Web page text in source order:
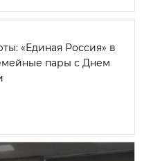
«Единая Россия» в
пары с Днем